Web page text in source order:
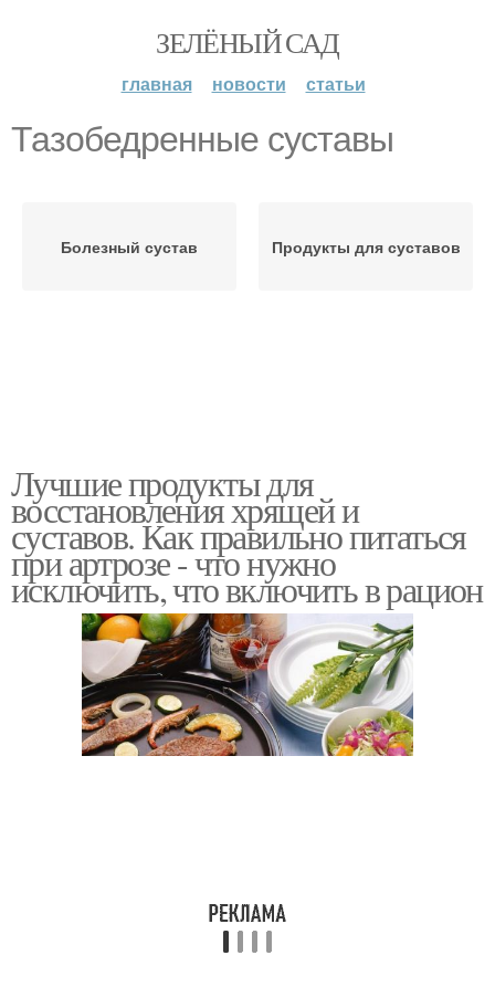
ЗЕЛЁНЫЙ САД
главная новости статьи
Тазобедренные суставы
Болезный сустав Продукты для суставов
Лучшие продукты для
восстановления хрящей и
суставов. Как правильно питаться
при артрозе - что нужно
исключить, что включить в рацион